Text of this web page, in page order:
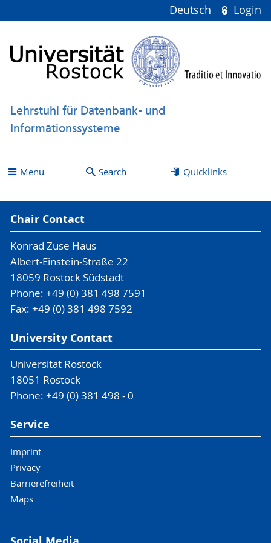
Deutsch Login
Lehrstuhl für Datenbank- und
Informationssysteme
Menu Search Quicklinks
Chair Contact
Konrad Zuse Haus
Albert-Einstein-Straße 22
18059 Rostock Südstadt
Phone: +49 (0) 381 498 7591
Fax: +49 (0) 381 498 7592
University Contact
Universität Rostock
18051 Rostock
Phone: +49 (0) 381 498 - 0
Service
Imprint
Privacy
Barrierefreiheit
Maps